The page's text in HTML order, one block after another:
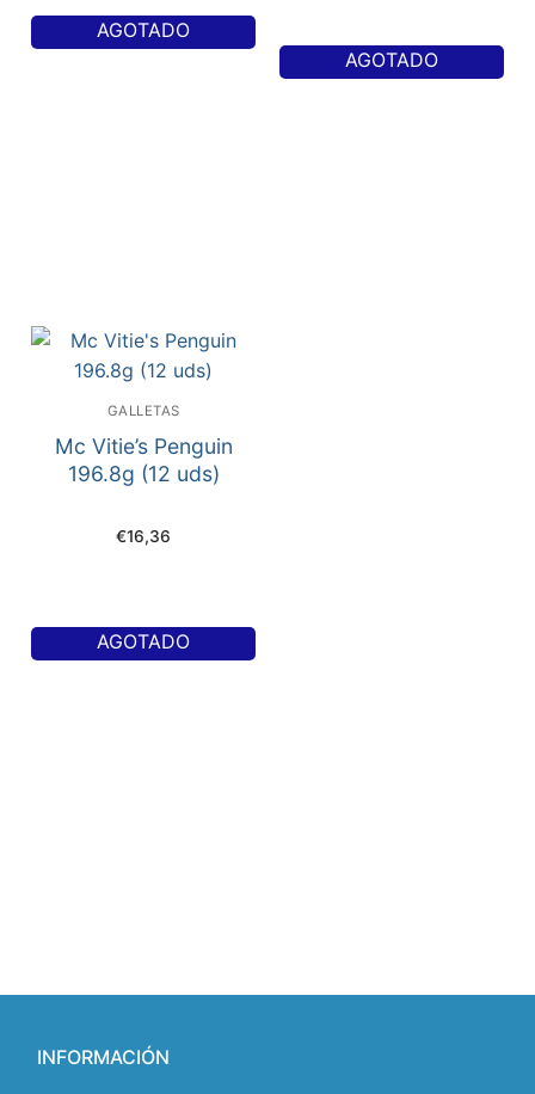
AGOTADO
AGOTADO
GALLETAS
Mc Vitie’s Penguin
196.8g (12 uds)
€16,36
AGOTADO
INFORMACIÓN